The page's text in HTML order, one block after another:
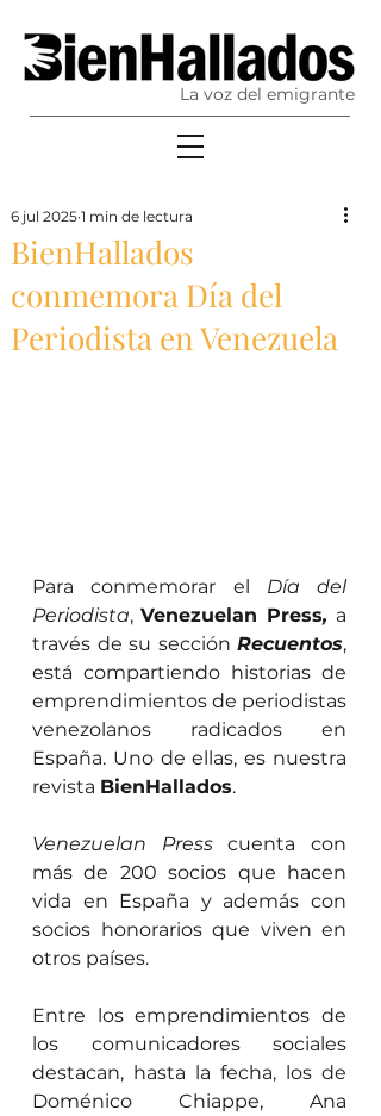
La voz del emigrante
BienHallados
conmemora Día del
Periodista en Venezuela
6 jul 2025 1 min de lectura
Para conmemorar el Día del
Periodista, Venezuelan Press, a
través de su sección Recuentos,
está compartiendo historias de
emprendimientos de periodistas
venezolanos radicados en
España. Uno de ellas, es nuestra
revista BienHallados.
Venezuelan Press cuenta con
más de 200 socios que hacen
vida en España y además con
socios honorarios que viven en
otros países.
Entre los emprendimientos de
los comunicadores sociales
destacan, hasta la fecha, los de
Doménico Chiappe, Ana